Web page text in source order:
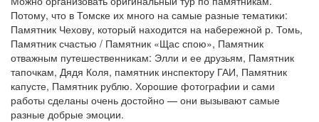
Потому, что в Томске их много на самые разные тематики:
Памятник Чехову, который находится на набережной р. Томь,
Памятник счастью / Памятник «Щас спою», Памятник
отважным путешественникам: Элли и ее друзьям, Памятник
тапочкам, Дядя Коля, памятник инспектору ГАИ, Памятник
капусте, Памятник рублю. Хорошие фотографии и сами
работы сделаны очень достойно — они вызывают самые
разные добрые эмоции.